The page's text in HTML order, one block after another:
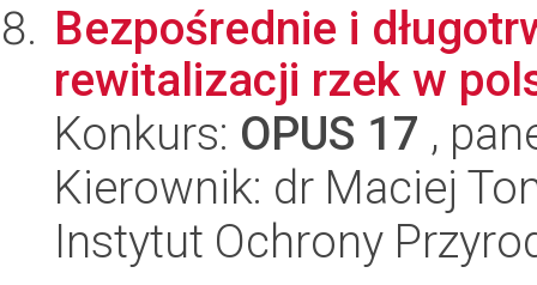
Bezpośrednie i
rewitalizacji rzek w
Konkurs: OPUS 17 ,
Kierownik: dr Maciej
Instytut Ochrony